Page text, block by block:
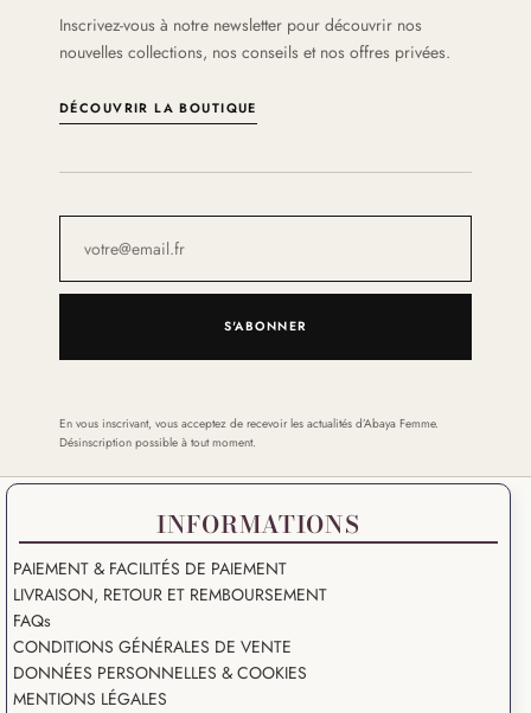
Inscrivez-vous à notre newsletter pour découvrir nos
nouvelles collections, nos conseils et nos offres privées.
DÉCOUVRIR LA BOUTIQUE
S'ABONNER
En vous inscrivant, vous acceptez de recevoir les actualités d’Abaya Femme.
Désinscription possible à tout moment.
INFORMATIONS
PAIEMENT & FACILITÉS DE PAIEMENT
LIVRAISON, RETOUR ET REMBOURSEMENT
FAQs
CONDITIONS GÉNÉRALES DE VENTE
DONNÉES PERSONNELLES & COOKIES
MENTIONS LÉGALES